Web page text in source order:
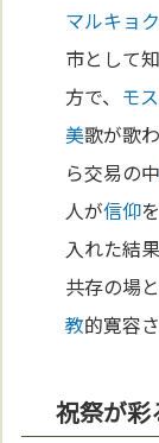
マルキョク
市として
方で、 モ
美歌が歌
ら交易の
人が信仰
入れた結果
共存の場
教的寛容
祝祭が彩